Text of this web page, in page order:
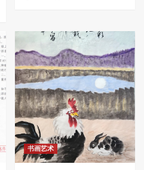
书画艺术